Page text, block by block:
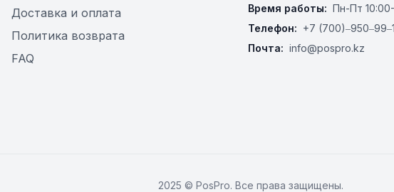
Доставка и оплата
Политика возврата
FAQ
Время работы: Пн-Пт
Телефон: +7
Почта: info@pospro.kz
2025 © PosPro. Все права защищены.